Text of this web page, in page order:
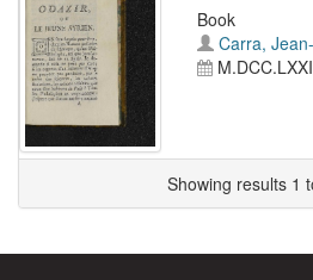
Book
Carra,
Showing results 1